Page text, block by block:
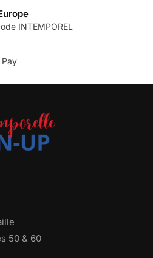
INTEMPOREL
Pay
50 & 60